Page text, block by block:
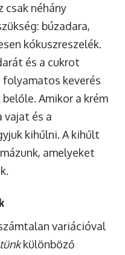
csak néhány
búzadara,
kókuszreszelék.
és a cukrot
folyamatos keverés
Amikor a krém
vajat és a
kihűlni. A kihűlt
amelyeket
variációval
különböző